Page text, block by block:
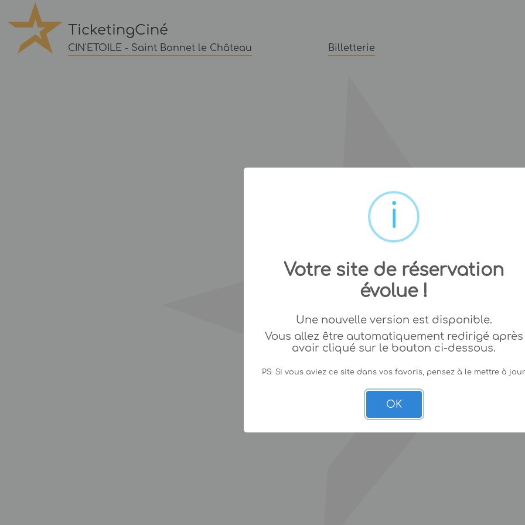
TicketingCiné
CIN'ETOILE - Saint Bonnet le Château Billetterie
Votre site de réservation
évolue !
Une nouvelle version est disponible.
Vous allez être automatiquement redirigé après
avoir cliqué sur le bouton ci-dessous.
PS: Si vous aviez ce site dans vos favoris, pensez à le mettre à
OK